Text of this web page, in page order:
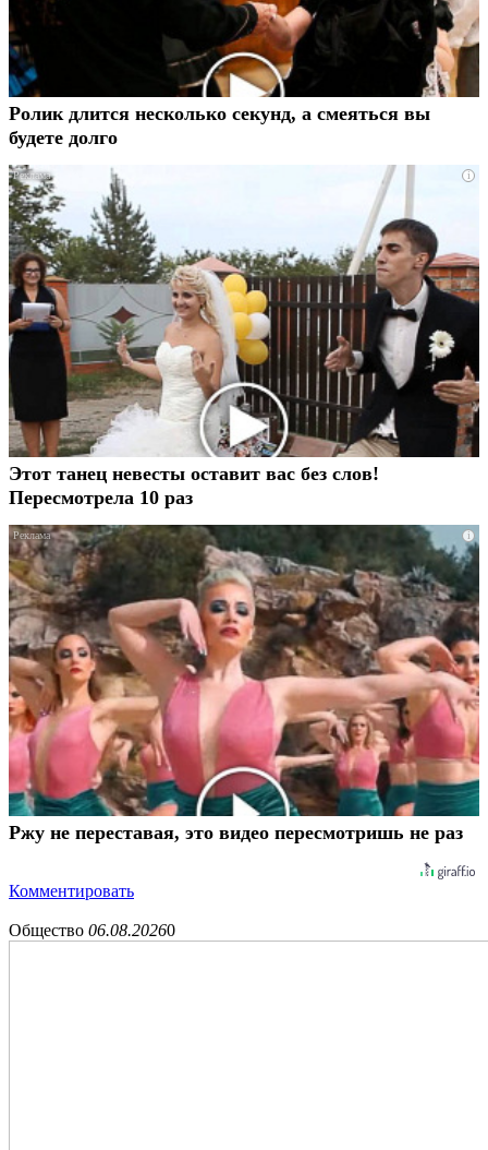
Ролик длится несколько секунд, а смеяться вы
будете долго
i
Этот танец невесты оставит вас без слов!
Пересмотрела 10 раз
i
Ржу не переставая, это видео пересмотришь не раз
Комментировать
Общество 06.08.20260